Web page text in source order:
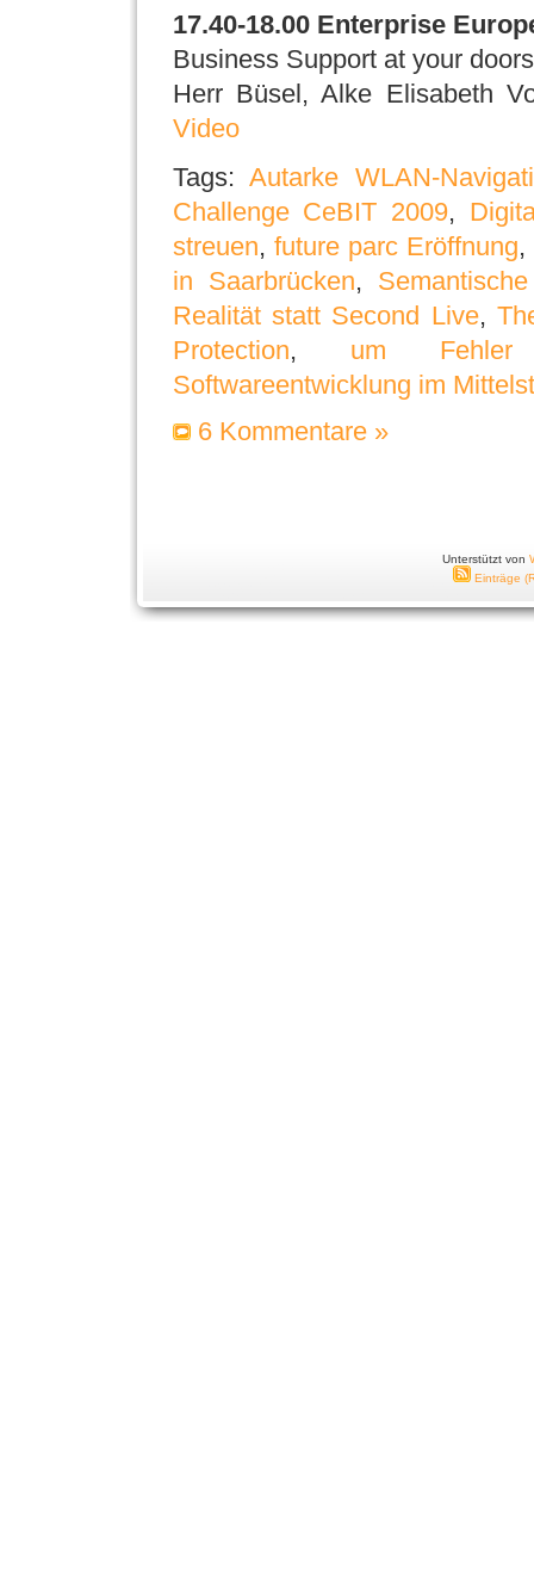
17.40-18.00 Enterprise
Business Support at your
Herr Büsel, Alke Elisabeth
Video
Tags: Autarke WLAN-
Challenge CeBIT 2009,
streuen, future parc Eröffnung,
in Saarbrücken,
Realität statt Second Live,
Protection, um
Softwareentwicklung im
6 Kommentare »
Unterstützt von
Einträge